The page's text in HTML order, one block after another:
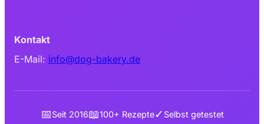
Kontakt
E-Mail: info@dog-bakery.de
📅Seit 2016📖100+ Rezepte✓ Selbst getestet